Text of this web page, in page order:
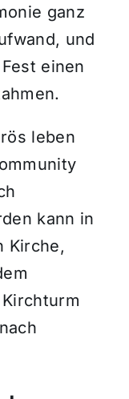
ganz
und
einen
leben
kann in
Kirche,